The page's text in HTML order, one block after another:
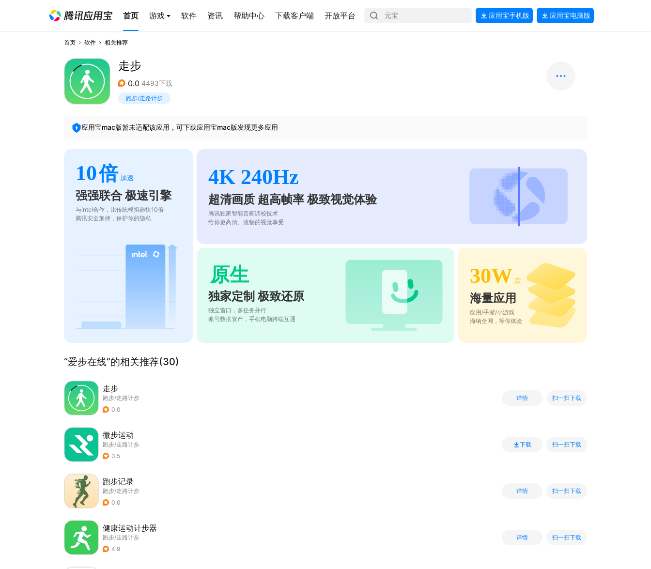
首页 游戏 软件 资讯 帮助中心 下载客户端 开放平台 应用宝手机版 应用宝电脑版
首页 软件 相关推荐
走步
0.0 4493下载
跑步/走路计步
应用宝mac版暂未适配该应用，可下载应用宝mac版发现更多应用
10倍 加速
强强联合 极速引擎
与intel合作，比传统模拟器快10倍
腾讯安全加持，保护你的隐私
4K 240Hz
超清画质 超高帧率 极致视觉体验
腾讯独家智能音画调校技术
给你更高清、流畅的视觉享受
原生
独家定制 极致还原
独立窗口，多任务并行
账号数据资产，手机电脑跨端互通
30W 款
海量应用
应用/手游/小游戏
海纳全网，等你体验
“爱步在线”的相关推荐(30)
走步
跑步/走路计步
0.0
详情 扫一扫下载
微步运动
跑步/走路计步
3.5
下载 扫一扫下载
跑步记录
跑步/走路计步
0.0
详情 扫一扫下载
健康运动计步器
跑步/走路计步
4.9
详情 扫一扫下载